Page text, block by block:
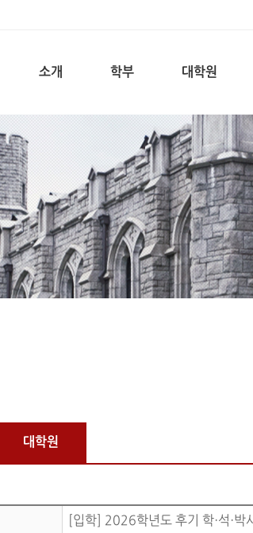
소개 학부 대학원
대학원
[입학] 2026학년도 후기 학·석·